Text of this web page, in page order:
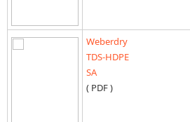
Weberdry
TDS-HDPE
SA
( PDF )